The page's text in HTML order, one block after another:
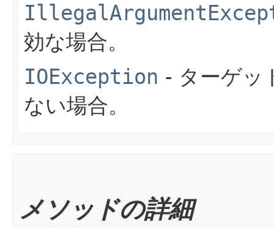
効な場合。
IOException - ターゲッ
ない場合。
メソッドの詳細